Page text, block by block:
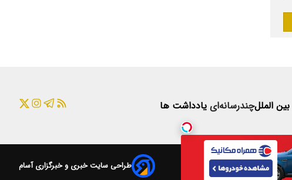
بین المللچندرسانه‌ای یادداشت ها
طراحی سایت خبری و خبرگزاری آسام